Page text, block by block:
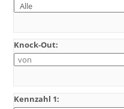
Knock-Out:
Kennzahl 1: